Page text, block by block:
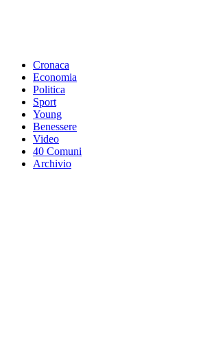
Cronaca
Economia
Politica
Sport
Young
Benessere
Video
40 Comuni
Archivio